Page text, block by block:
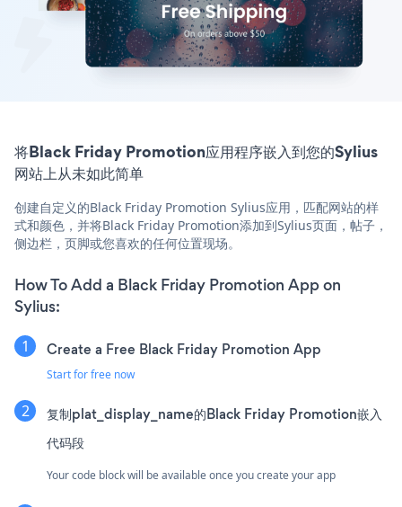
将Black Friday Promotion应用程序嵌入到您的Sylius
网站上从未如此简单
创建自定义的Black Friday Promotion Sylius应用，匹配网站的样
式和颜色，并将Black Friday Promotion添加到Sylius页面，帖子，
侧边栏，页脚或您喜欢的任何位置现场。
How To Add a Black Friday Promotion App on
Sylius:
Create a Free Black Friday Promotion App
Start for free now
复制plat_display_name的Black Friday Promotion嵌入
代码段
Your code block will be available once you create your app